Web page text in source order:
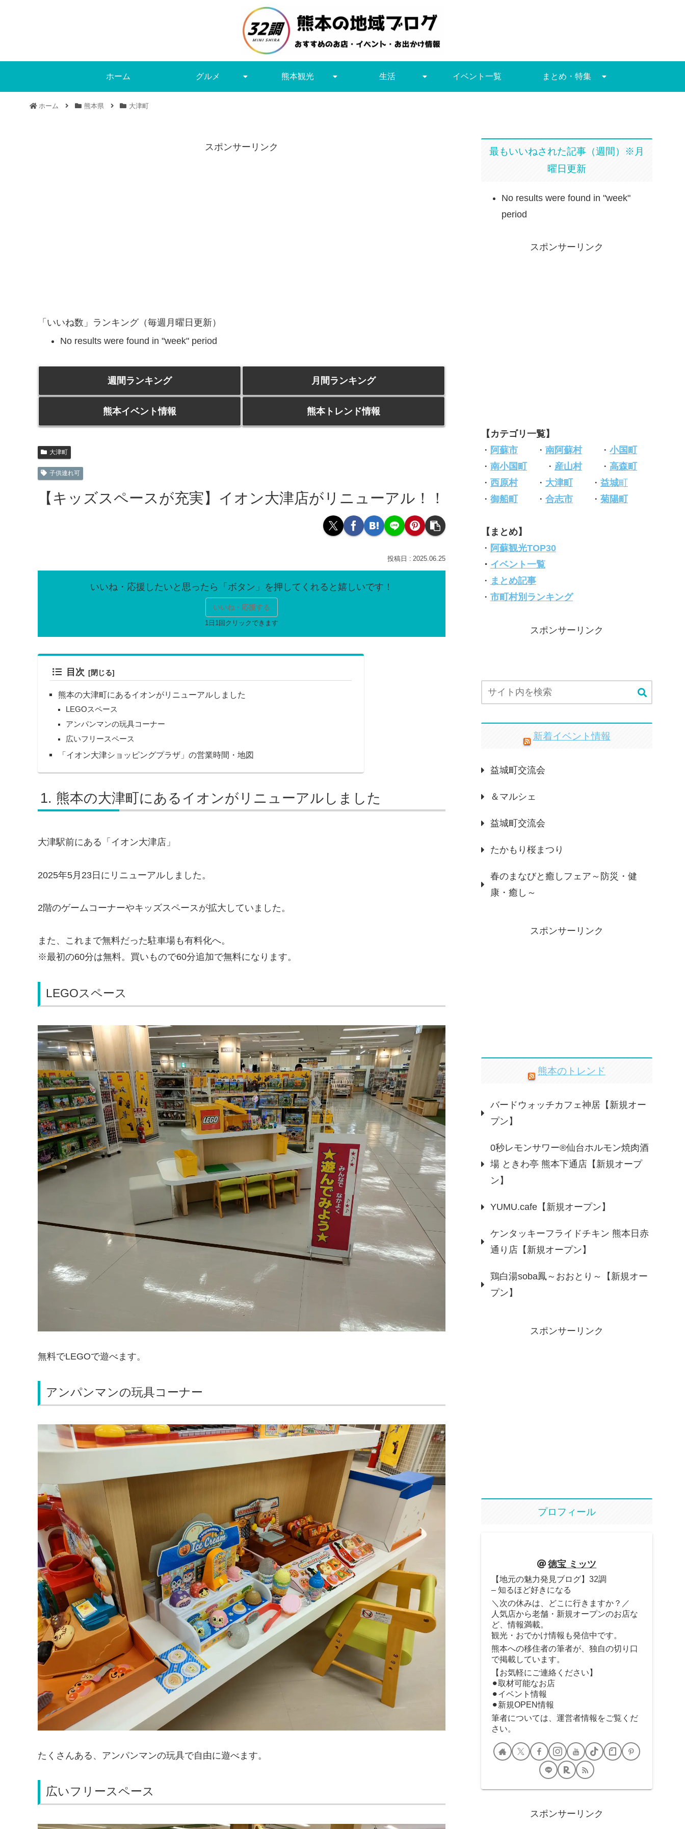
ホーム グルメ 熊本観光 生活 イベント一覧 まとめ・特集
ホーム 熊本県 大津町
スポンサーリンク
「いいね数」ランキング（毎週月曜日更新）
No results were found in "week" period
週間ランキング 月間ランキング
熊本イベント情報 熊本トレンド情報
大津町
子供連れ可
【キッズスペースが充実】イオン大津店がリニューアル！！
2025.06.25
いいね・応援する
目次
熊本の大津町にあるイオンがリニューアルしました
LEGOスペース
アンパンマンの玩具コーナー
広いフリースペース
「イオン大津ショッピングプラザ」の営業時間・地図
熊本の大津町にあるイオンがリニューアルしました
大津駅前にある「イオン大津店」
2025年5月23日にリニューアルしました。
2階のゲームコーナーやキッズスペースが拡大していました。
また、これまで無料だった駐車場も有料化へ。
※最初の60分は無料。買いもので60分追加で無料になります。
LEGOスペース
無料でLEGOで遊べます。
アンパンマンの玩具コーナー
たくさんある、アンパンマンの玩具で自由に遊べます。
広いフリースペース
最もいいねされた記事（週間）※月
曜日更新
No results were found in "week"
period
スポンサーリンク
【カテゴリ一覧】
・ 阿蘇市 ・ 南阿蘇村・ 小国町
・ 南小国町 ・ 産山村・ 高森町
・ 西原村・ 大津町 ・ 益城町
・ 御船町 ・ 合志市 ・ 菊陽町
【まとめ】
・ 阿蘇観光TOP30
・ イベント一覧
・ まとめ記事
・ 市町村別ランキング
スポンサーリンク
新着イベント情報
益城町交流会
＆マルシェ
益城町交流会
たかもり桜まつり
春のまなびと癒しフェア～防災・健
康・癒し～
スポンサーリンク
熊本のトレンド
バードウォッチカフェ神居【新規オー
プン】
0秒レモンサワー®仙台ホルモン焼肉酒
場 ときわ亭 熊本下通店【新規オープ
ン】
YUMU.cafe【新規オープン】
ケンタッキーフライドチキン 熊本日赤
通り店【新規オープン】
鶏白湯soba鳳～おおとり～【新規オー
プン】
スポンサーリンク
プロフィール
徳宝 ミッツ
【地元の魅力発見ブログ】32調
– 知るほど好きになる
＼次の休みは、どこに行きますか？／
人気店から老舗・新規オープンのお店な
ど、情報満載。
観光・おでかけ情報も発信中です。
熊本への移住者の筆者が、独自の切り口
で掲載しています。
【お気軽にご連絡ください】
⚫︎取材可能なお店
⚫︎イベント情報
⚫︎新規OPEN情報
筆者については、運営者情報をご覧くだ
さい。
スポンサーリンク